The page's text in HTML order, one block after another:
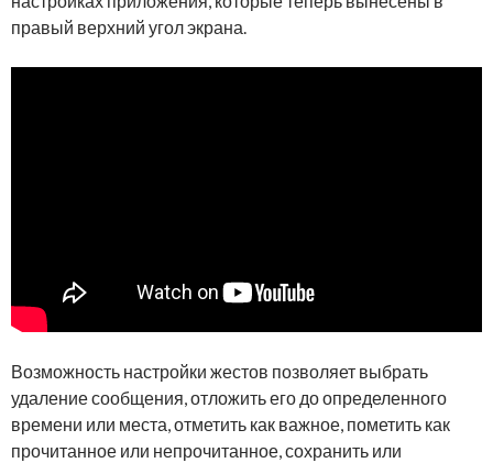
правый верхний угол экрана.
Возможность настройки жестов позволяет выбрать
удаление сообщения, отложить его до определенного
времени или места, отметить как важное, пометить как
прочитанное или непрочитанное, сохранить или